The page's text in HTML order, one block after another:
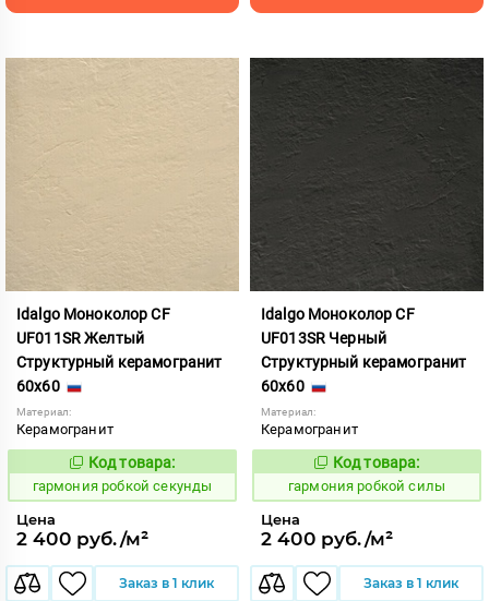
Idalgo Моноколор CF
UF011SR Желтый
Структурный керамогранит
60x60
Материал:
Керамогранит
275462
Код товара:
гармония робкой секунды
Цена
2 400 руб./м²
Заказ в 1 клик
Idalgo Моноколор CF
UF013SR Черный
Структурный керамогранит
60x60
Материал:
Керамогранит
275463
Код товара:
гармония робкой силы
Цена
2 400 руб./м²
Заказ в 1 клик